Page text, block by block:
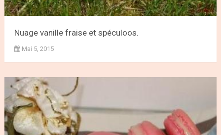
Nuage vanille fraise et spéculoos.
Mai 5, 2015